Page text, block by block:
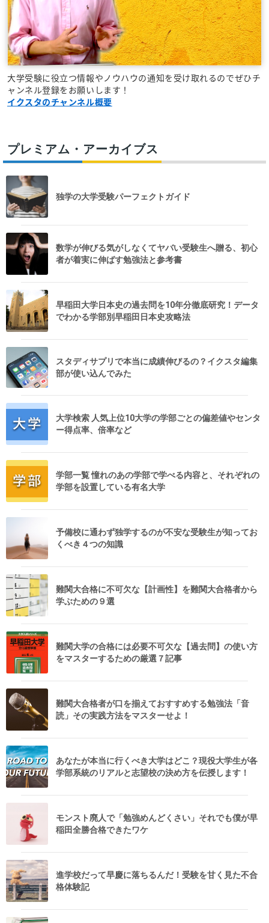
大学受験に役立つ情報やノウハウの通知を受け取れるのでぜひチ
ャンネル登録をお願いします！
イクスタのチャンネル概要
プレミアム・アーカイブス
独学の大学受験パーフェクトガイド
数学が伸びる気がしなくてヤバい受験生へ贈る、初心
者が着実に伸ばす勉強法と参考書
早稲田大学日本史の過去問を10年分徹底研究！データ
でわかる学部別早稲田日本史攻略法
スタディサプリで本当に成績伸びるの？イクスタ編集
部が使い込んでみた
大学検索 人気上位10大学の学部ごとの偏差値やセンタ
ー得点率、倍率など
学部一覧 憧れのあの学部で学べる内容と、それぞれの
学部を設置している有名大学
予備校に通わず独学するのが不安な受験生が知ってお
くべき４つの知識
難関大合格に不可欠な【計画性】を難関大合格者から
学ぶための９選
難関大学の合格には必要不可欠な【過去問】の使い方
をマスターするための厳選７記事
難関大合格者が口を揃えておすすめする勉強法「音
読」その実践方法をマスターせよ！
あなたが本当に行くべき大学はどこ？現役大学生が各
学部系統のリアルと志望校の決め方を伝授します！
モンスト廃人で「勉強めんどくさい」それでも僕が早
稲田全勝合格できたワケ
進学校だって早慶に落ちるんだ！受験を甘く見た不合
格体験記